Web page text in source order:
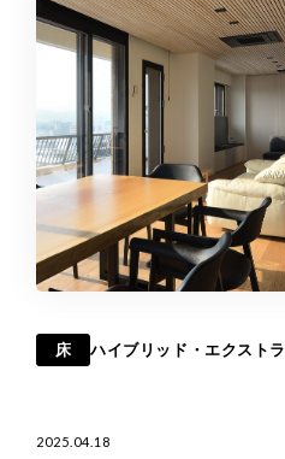
床 ハイブリッド・エクストラ
2025.04.18